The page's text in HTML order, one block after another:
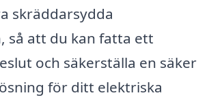
skräddarsydda
så att du kan fatta ett
och säkerställa en säker
för ditt elektriska